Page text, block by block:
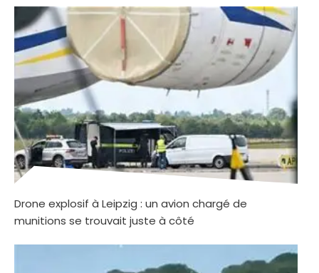
Drone explosif à Leipzig : un avion chargé de
munitions se trouvait juste à côté